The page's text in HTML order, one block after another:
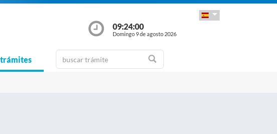
09:24:01
Domingo 9 de agosto 2026